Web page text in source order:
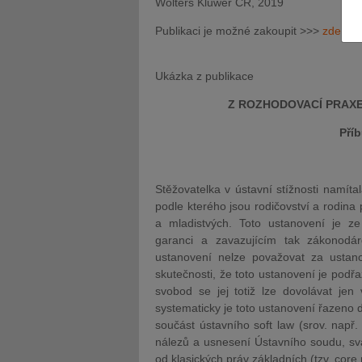
Publikaci je možné zakoupit >>> zde
Ukázka z publikace
Z ROZHODOVACÍ
Stěžovatelka v ústavní stížnosti
podle kterého jsou rodičovství a
a mladistvých. Toto ustanovení je
garanci a zavazujícím tak
ustanovení nelze považovat za
skutečnosti, že toto ustanovení je
svobod se jej totiž lze dovolávat jen
systematicky je toto ustanovení řazeno
součást ústavního soft law (srov.
nálezů a usnesení Ústavního soudu,
od klasických práv základních (tzv. core
JUDr.
Kurzy